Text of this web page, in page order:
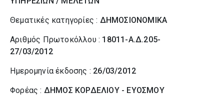
Θεματικές κατηγορίες : ΔΗΜΟΣΙΟΝΟΜΙΚΑ
Αριθμός Πρωτοκόλλου : 18011-Α.Δ.205-
27/03/2012
Ημερομηνία έκδοσης : 26/03/2012
Φορέας : ΔΗΜΟΣ ΚΟΡΔΕΛΙΟΥ - ΕΥΟΣΜΟΥ